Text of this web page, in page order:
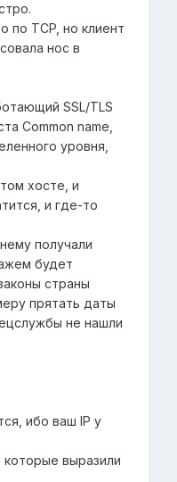
по TCP, но клиент
нос в
SSL/TLS
Common name,
уровня,
хосте, и
и где-то
получали
будет
страны
прятать даты
не нашли
ибо ваш IP у
выразили